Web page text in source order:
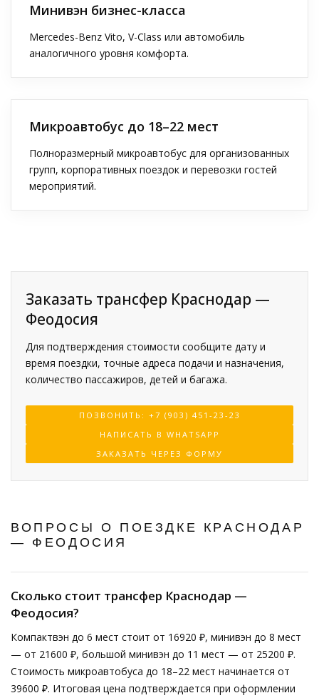
Минивэн бизнес-класса
Mercedes-Benz Vito, V-Class или автомобиль
аналогичного уровня комфорта.
Микроавтобус до 18–22 мест
Полноразмерный микроавтобус для организованных
групп, корпоративных поездок и перевозки гостей
мероприятий.
Заказать трансфер Краснодар —
Феодосия
Для подтверждения стоимости сообщите дату и
время поездки, точные адреса подачи и назначения,
количество пассажиров, детей и багажа.
ПОЗВОНИТЬ: +7 (903) 451-23-23
НАПИСАТЬ В WHATSAPP
ЗАКАЗАТЬ ЧЕРЕЗ ФОРМУ
ВОПРОСЫ О ПОЕЗДКЕ КРАСНОДАР
— ФЕОДОСИЯ
Сколько стоит трансфер Краснодар —
Феодосия?
Компактвэн до 6 мест стоит от 16920 ₽, минивэн до 8 мест
— от 21600 ₽, большой минивэн до 11 мест — от 25200 ₽.
Стоимость микроавтобуса до 18–22 мест начинается от
39600 ₽. Итоговая цена подтверждается при оформлении